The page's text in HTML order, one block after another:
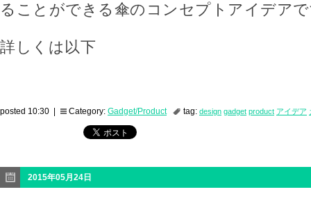
ることができる傘のコンセプトアイデア
詳しくは以下
posted 10:30 | Category: Gadget/Product tag: design gadget product アイデア
2015年05月24日